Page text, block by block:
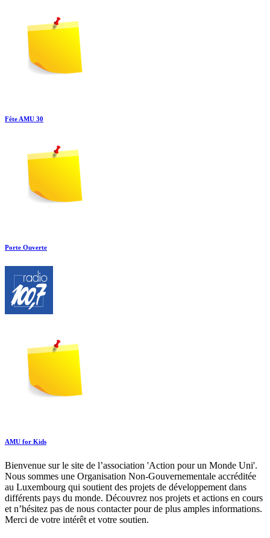
Fête AMU 30
Porte Ouverte
AMU for Kids
Bienvenue sur le site de l’association 'Action pour un Monde Uni'.
Nous sommes une Organisation Non-Gouvernementale accréditée
au Luxembourg qui soutient des projets de développement dans
différents pays du monde. Découvrez nos projets et actions en cours
et n’hésitez pas de nous contacter pour de plus amples informations.
Merci de votre intérêt et votre soutien.